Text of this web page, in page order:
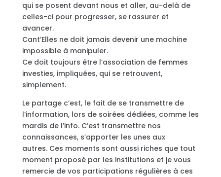
qui se posent devant nous et aller, au-delà de
celles-ci pour progresser, se rassurer et
avancer.
Cant’Elles ne doit jamais devenir une machine
impossible à manipuler.
Ce doit toujours être l’association de femmes
investies, impliquées, qui se retrouvent,
simplement.
Le partage c’est, le fait de se transmettre de
l’information, lors de soirées dédiées, comme les
mardis de l’info. C’est transmettre nos
connaissances, s’apporter les unes aux
autres. Ces moments sont aussi riches que tout
moment proposé par les institutions et je vous
remercie de vos participations régulières à ces